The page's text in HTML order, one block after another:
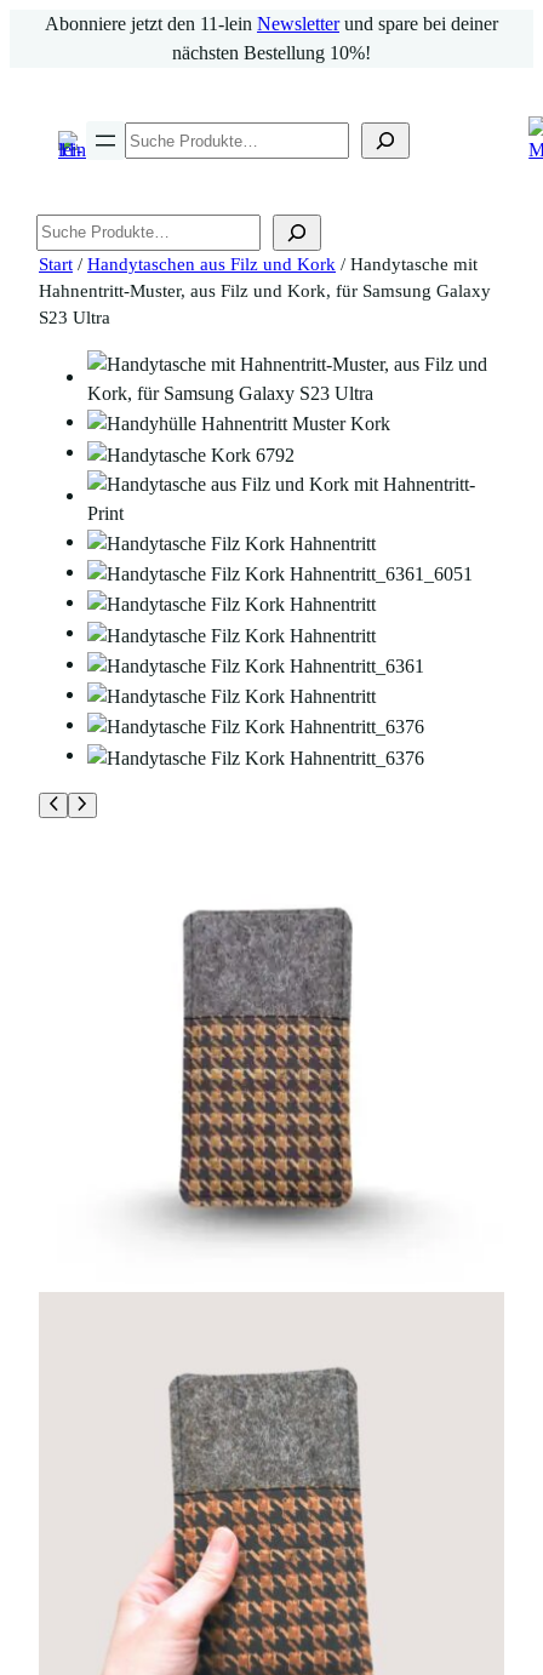
Abonniere jetzt den 11-lein Newsletterund spare bei deiner
nächsten Bestellung 10%!
Suchen
Suchen
Start / Handytaschen aus Filz und Kork / Handytasche mit
Hahnentritt-Muster, aus Filz und Kork, für Samsung Galaxy
S23 Ultra